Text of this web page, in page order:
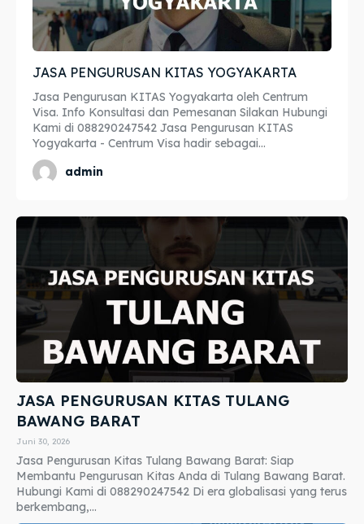
Penerjemah
Asuransi
Blog
Penerjemah
Asuransi
Blog
JASA PENGURUSAN KITAS YOGYAKARTA
Jasa Pengurusan KITAS Yogyakarta oleh Centrum
Visa. Info Konsultasi dan Pemesanan Silakan Hubungi
Kami di 088290247542 Jasa Pengurusan KITAS
Yogyakarta - Centrum Visa hadir sebagai...
admin
JASA PENGURUSAN KITAS TULANG
BAWANG BARAT
Juni 30, 2026
Jasa Pengurusan Kitas Tulang Bawang Barat: Siap
Membantu Pengurusan Kitas Anda di Tulang Bawang Barat.
Hubungi Kami di 088290247542 Di era globalisasi yang terus
berkembang,...